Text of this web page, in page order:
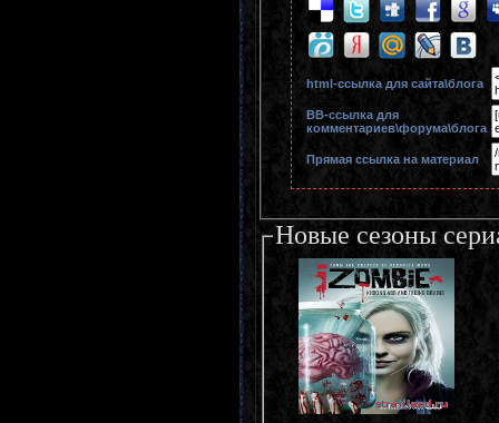
html-cсылка для сайта\блога
BB-cсылка для
комментариев\форума\блога
Прямая ссылка на материал
Новые сезоны